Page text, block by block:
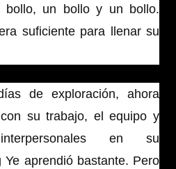
bollo, un bollo y un bollo.
suficiente para llenar su
de exploración, ahora
su trabajo, el equipo y
en su
Ye aprendió bastante. Pero